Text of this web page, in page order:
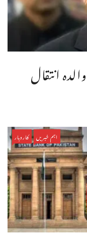
انتقال
اہم خبریں کاروبار